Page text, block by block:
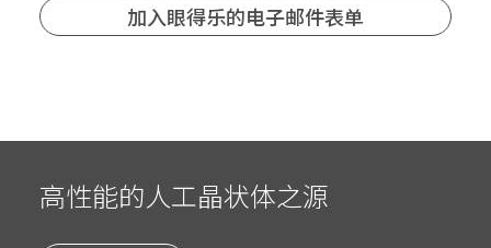
高性能的人工晶状体之源